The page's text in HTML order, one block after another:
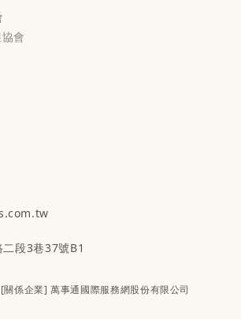
段3巷37號B1
係企業] 萬事通國際服務網股份有限公司
會